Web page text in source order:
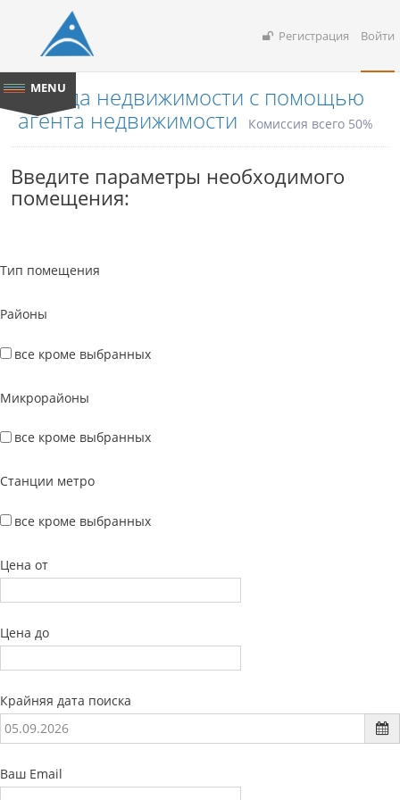
Регистрация Войти
Аренда недвижимости с помощью
агента недвижимости Комиссия всего 50%
Введите параметры необходимого
помещения:
Тип помещения
Районы
все кроме выбранных
Микрорайоны
все кроме выбранных
Станции метро
все кроме выбранных
Цена от
Цена до
Крайняя дата поиска
Ваш Email